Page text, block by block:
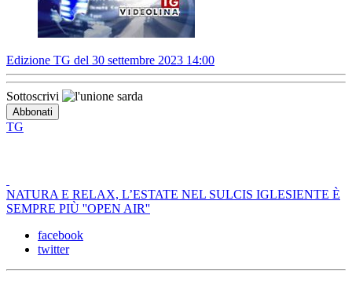
Edizione TG del 30 settembre 2023 14:00
Sottoscrivi
TG
NATURA E RELAX, L’ESTATE NEL SULCIS IGLESIENTE È
SEMPRE PIÙ ''OPEN AIR''
facebook
twitter